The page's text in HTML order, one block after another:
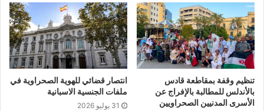
تنظيم وقفة بمقاطعة قادس
بالأندلس للمطالبة بالإفراج عن
الأسرى المدنيين الصحراويين
انتصار قضائي للهوية الصحراوية في
ملفات الجنسية الاسبانية
31 يوليو 2026